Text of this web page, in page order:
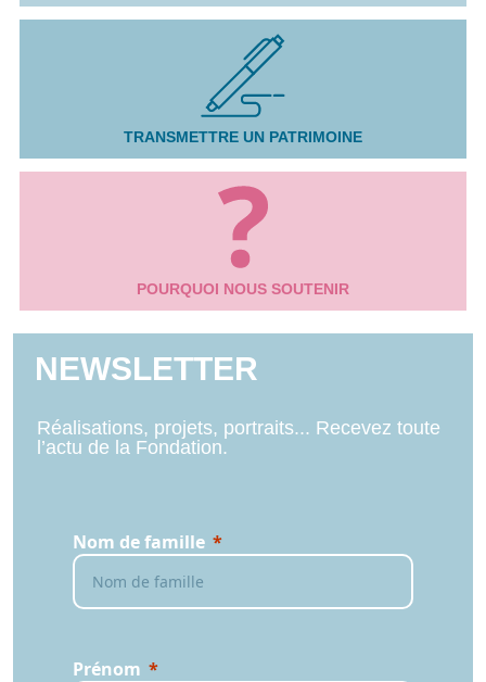
TRANSMETTRE UN PATRIMOINE
POURQUOI NOUS SOUTENIR
NEWSLETTER
Réalisations, projets, portraits... Recevez toute
l’actu de la Fondation.
Nom de famille
Prénom